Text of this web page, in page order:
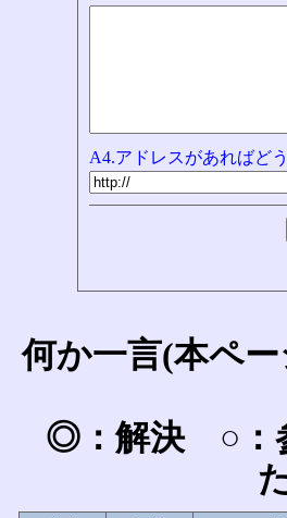
A4.アドレスがあればど
何か一言(本ペ
◎：解決 ○：